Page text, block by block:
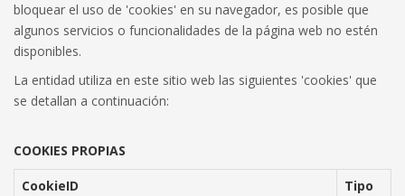
bloquear el uso de 'cookies' en su navegador, es posible que
algunos servicios o funcionalidades de la página web no estén
disponibles.
La entidad utiliza en este sitio web las siguientes 'cookies' que
se detallan a continuación:
COOKIES PROPIAS
CookieID Tipo